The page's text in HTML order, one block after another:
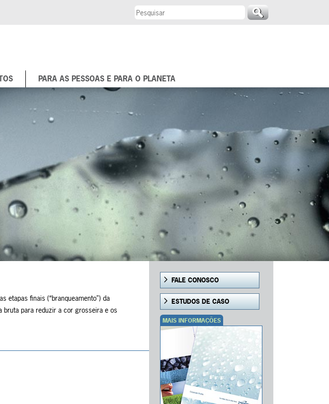
PARA AS PESSOAS E PARA O PLANETA
FALE CONOSCO
ESTUDOS DE CASO
MAIS INFORMAÇÕES
etapas finais (“branqueamento”) da
bruta para reduzir a cor grosseira e os